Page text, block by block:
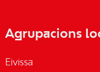
Agrupacions
Eivissa